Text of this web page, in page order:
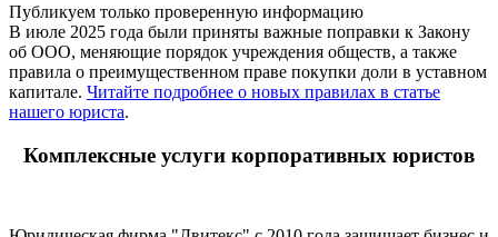
Публикуем только проверенную информацию
В июле 2025 года были приняты важные поправки к Закону
об ООО, меняющие порядок учреждения обществ, а также
правила о преимущественном праве покупки доли в уставном
капитале. Читайте подробнее о новых правилах в статье
нашего юриста.
Комплексные услуги корпоративных юристов